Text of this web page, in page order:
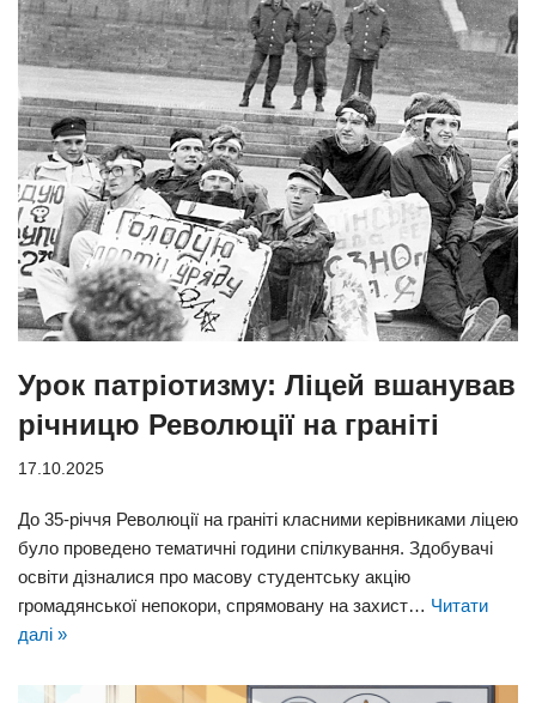
Урок патріотизму: Ліцей вшанував
річницю Революції на граніті
17.10.2025
До 35-річчя Революції на граніті класними керівниками ліцею
було проведено тематичні години спілкування. Здобувачі
освіти дізналися про масову студентську акцію
громадянської непокори, спрямовану на захист… Читати
далі »